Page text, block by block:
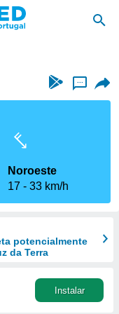
...
Noroeste
17
33 km/h
potencialmente
da Terra
Instalar